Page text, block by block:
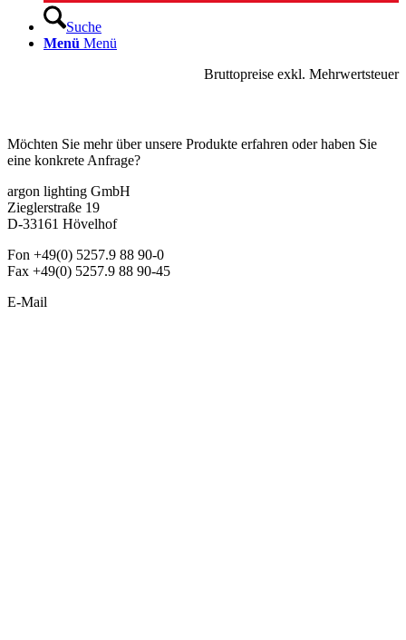
Suche
Menü Menü
Bruttopreise exkl. Mehrwertsteuer
Möchten Sie mehr über unsere Produkte erfahren oder haben Sie
eine konkrete Anfrage?
argon lighting GmbH
Zieglerstraße 19
D-33161 Hövelhof
Fon +49(0) 5257.9 88 90-0
Fax +49(0) 5257.9 88 90-45
E-Mail